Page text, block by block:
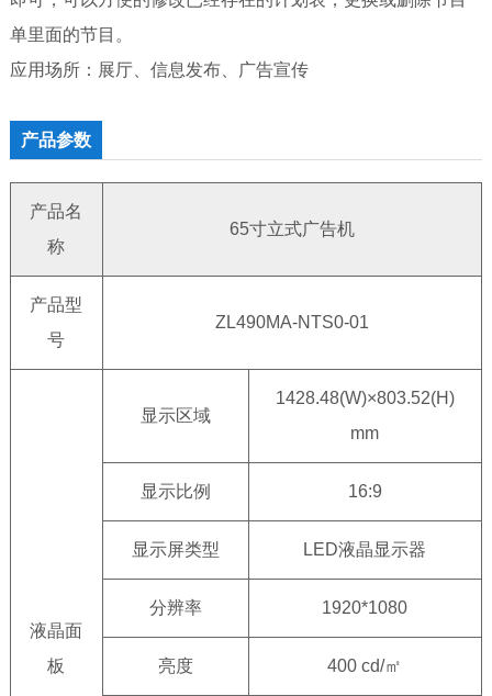
单里面的节目。
应用场所：展厅、信息发布、广告宣传
产品参数
产品名
称
65寸立式广告机
产品型
号
ZL490MA-NTS0-01
液晶面
板
显示区域
1428.48(W)×803.52(H)
mm
显示比例 16:9
显示屏类型 LED液晶显示器
分辨率 1920*1080
亮度 400 cd/㎡